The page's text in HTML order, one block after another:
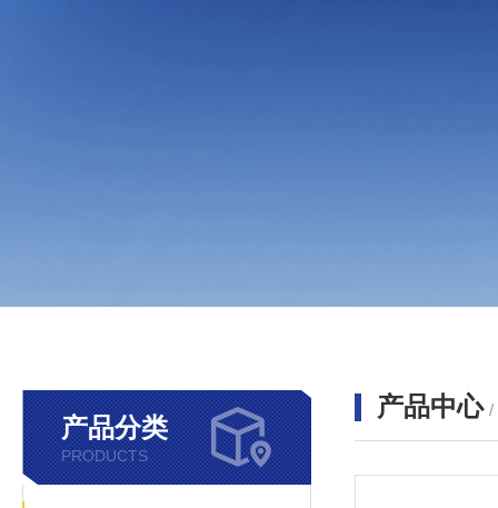
产品分类
PRODUCTS
产品中心 /